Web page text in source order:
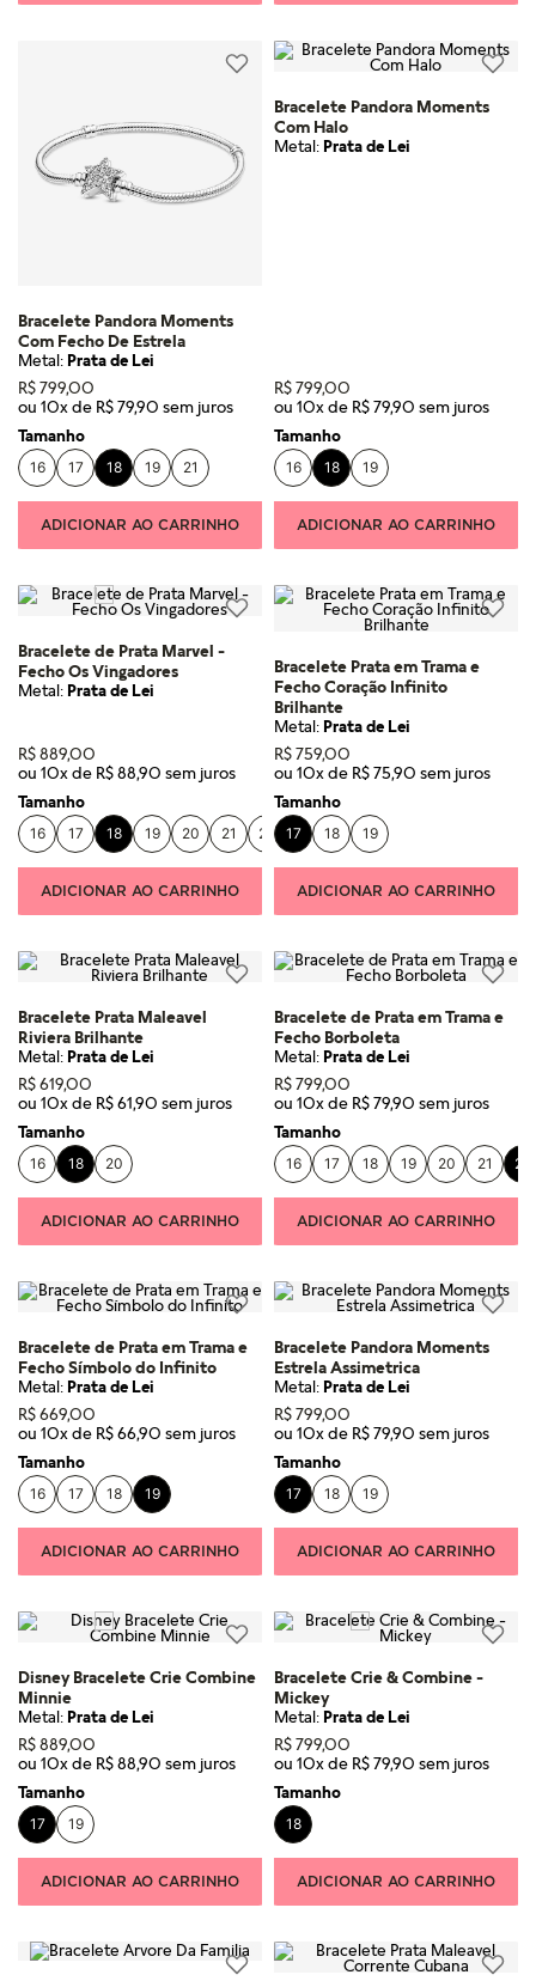
Bracelete Pandora Moments
Com Fecho De Estrela
Metal:Prata de Lei
R$799,00
ou 10x de R$79,90
Tamanho
16 17 18 19 21
ADICIONAR AO CARRINHO
Bracelete Pandora Moments
Com Halo
Metal:Prata de Lei
R$799,00
ou 10x de R$79,90
Tamanho
16 18 19
ADICIONAR AO CARRINHO
Bracelete de Prata Marvel -
Fecho Os Vingadores
Metal:Prata de Lei
R$889,00
ou 10x de R$88,90
Tamanho
16 17 18 19 20 21 23
ADICIONAR AO CARRINHO
Bracelete Prata em Trama e
Fecho Coração Infinito
Brilhante
Metal:Prata de Lei
R$759,00
ou 10x de R$75,90
Tamanho
17 18 19
ADICIONAR AO CARRINHO
Bracelete Prata Maleavel
Riviera Brilhante
Metal:Prata de Lei
R$619,00
ou 10x de R$61,90
Tamanho
16 18 20
ADICIONAR AO CARRINHO
Bracelete de Prata em Trama e
Fecho Borboleta
Metal:Prata de Lei
R$799,00
ou 10x de R$79,90
Tamanho
16 17 18 19 20 21 23
ADICIONAR AO CARRINHO
Bracelete de Prata em Trama e
Fecho Símbolo do Infinito
Metal:Prata de Lei
R$669,00
ou 10x de R$66,90
Tamanho
16 17 18 19
ADICIONAR AO CARRINHO
Bracelete Pandora Moments
Estrela Assimetrica
Metal:Prata de Lei
R$799,00
ou 10x de R$79,90
Tamanho
17 18 19
ADICIONAR AO CARRINHO
Disney Bracelete Crie Combine
Minnie
Metal:Prata de Lei
R$889,00
ou 10x de R$88,90
Tamanho
17 19
ADICIONAR AO CARRINHO
Bracelete Crie & Combine -
Mickey
Metal:Prata de Lei
R$799,00
ou 10x de R$79,90
Tamanho
18
ADICIONAR AO CARRINHO